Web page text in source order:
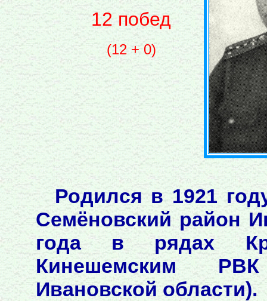
12 побед
(12 + 0)
Родился в 1921
Семёновский район
года в рядах
Кинешемским
Ивановской области).